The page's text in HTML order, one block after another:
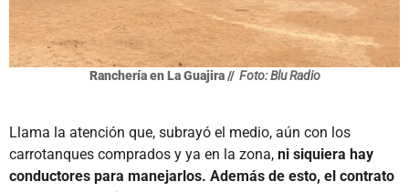
Ranchería en La Guajira // Foto: Blu Radio
Llama la atención que, subrayó el medio, aún con los
carrotanques comprados y ya en la zona, ni siquiera hay
conductores para manejarlos. Además de esto, el contrato